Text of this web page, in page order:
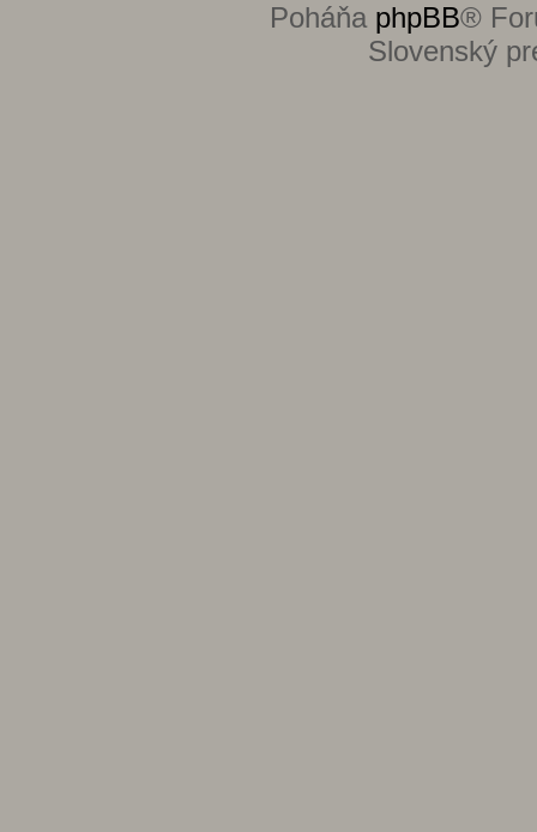
Poháňa phpBB®
Slovenský